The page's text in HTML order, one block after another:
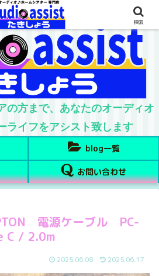
の方まで、あなたのオーディオ
ライフをアシスト致します
blog一覧
お問い合わせ
電源ケーブル PC-
C / 2.0m
2025.06.08 2025.06.17
検索